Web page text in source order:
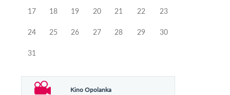
17 18 19 20 21 22 23
24 25 26 27 28 29 30
31
Kino Opolanka